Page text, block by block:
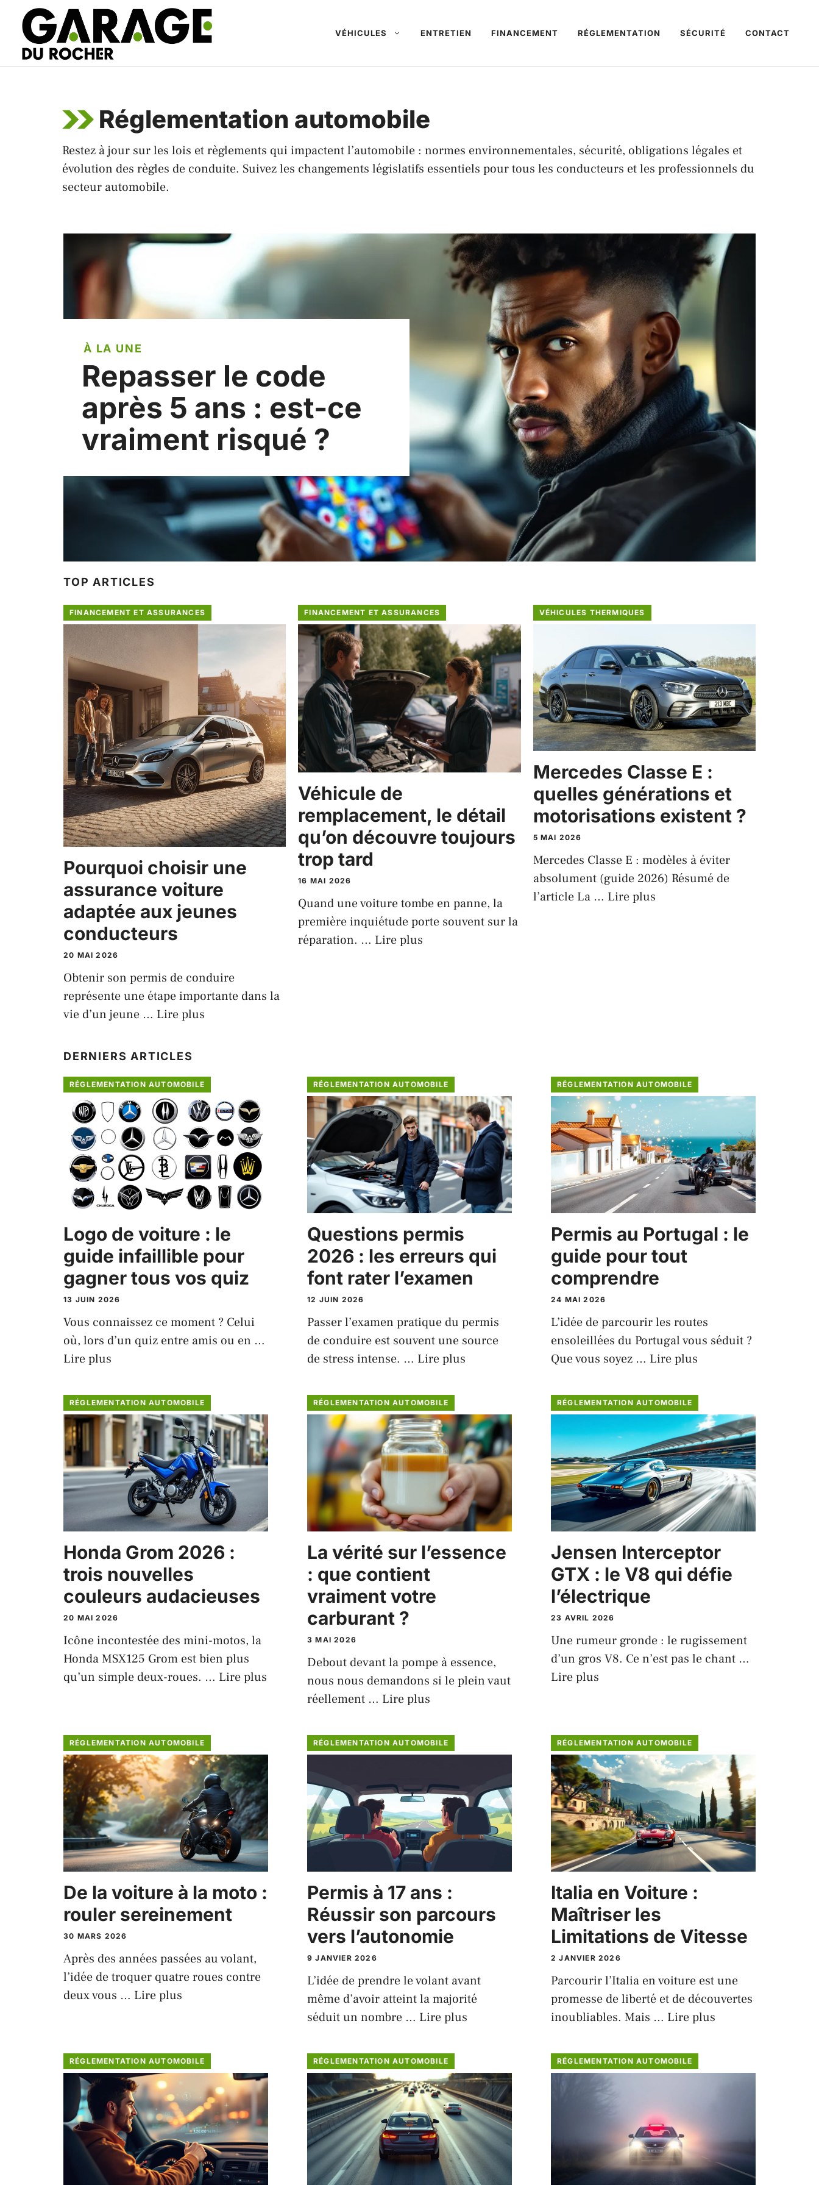
contenu
VÉHICULES ENTRETIEN FINANCEMENT RÉGLEMENTATION SÉCURITÉ CONTACT
Réglementation automobile
Restez à jour sur les lois et règlements qui impactent l’automobile : normes environnementales, sécurité, obligations légales et
évolution des règles de conduite. Suivez les changements législatifs essentiels pour tous les conducteurs et les professionnels du
secteur automobile.
À LA UNE
Repasser le code
après 5 ans : est-ce
vraiment risqué ?
TOP ARTICLES
FINANCEMENT ET ASSURANCES
Pourquoi choisir une
assurance voiture
adaptée aux jeunes
conducteurs
20 MAI 2026
Obtenir son permis de conduire
représente une étape importante dans la
vie d’un jeune … Lire plus
FINANCEMENT ET ASSURANCES
Véhicule de
remplacement, le détail
qu’on découvre toujours
trop tard
16 MAI 2026
Quand une voiture tombe en panne, la
première inquiétude porte souvent sur la
réparation. … Lire plus
VÉHICULES THERMIQUES
Mercedes Classe E :
quelles générations et
motorisations existent ?
5 MAI 2026
Mercedes Classe E : modèles à éviter
absolument (guide 2026) Résumé de
l’article La … Lire plus
DERNIERS ARTICLES
RÉGLEMENTATION AUTOMOBILE
Logo de voiture : le
guide infaillible pour
gagner tous vos quiz
13 JUIN 2026
Vous connaissez ce moment ? Celui
où, lors d’un quiz entre amis ou en …
Lire plus
RÉGLEMENTATION AUTOMOBILE
Questions permis
2026 : les erreurs qui
font rater l’examen
12 JUIN 2026
Passer l’examen pratique du permis
de conduire est souvent une source
de stress intense. … Lire plus
RÉGLEMENTATION AUTOMOBILE
Permis au Portugal : le
guide pour tout
comprendre
24 MAI 2026
L’idée de parcourir les routes
ensoleillées du Portugal vous séduit ?
Que vous soyez … Lire plus
RÉGLEMENTATION AUTOMOBILE
Honda Grom 2026 :
trois nouvelles
couleurs audacieuses
20 MAI 2026
Icône incontestée des mini-motos, la
Honda MSX125 Grom est bien plus
qu’un simple deux-roues. … Lire plus
RÉGLEMENTATION AUTOMOBILE
La vérité sur l’essence
: que contient
vraiment votre
carburant ?
3 MAI 2026
Debout devant la pompe à essence,
nous nous demandons si le plein vaut
réellement … Lire plus
RÉGLEMENTATION AUTOMOBILE
Jensen Interceptor
GTX : le V8 qui défie
l’électrique
23 AVRIL 2026
Une rumeur gronde : le rugissement
d’un gros V8. Ce n’est pas le chant …
Lire plus
RÉGLEMENTATION AUTOMOBILE
De la voiture à la moto :
rouler sereinement
30 MARS 2026
Après des années passées au volant,
l’idée de troquer quatre roues contre
deux vous … Lire plus
RÉGLEMENTATION AUTOMOBILE
Permis à 17 ans :
Réussir son parcours
vers l’autonomie
9 JANVIER 2026
L’idée de prendre le volant avant
même d’avoir atteint la majorité
séduit un nombre … Lire plus
RÉGLEMENTATION AUTOMOBILE
Italia en Voiture :
Maîtriser les
Limitations de Vitesse
2 JANVIER 2026
Parcourir l’Italia en voiture est une
promesse de liberté et de découvertes
inoubliables. Mais … Lire plus
RÉGLEMENTATION AUTOMOBILE RÉGLEMENTATION AUTOMOBILE RÉGLEMENTATION AUTOMOBILE